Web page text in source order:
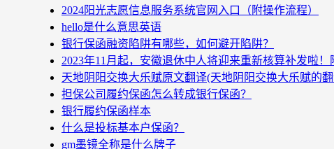
2024阳光志愿信息服务系统官网入口（附操作流程）
hello是什么意思英语
银行保函融资陷阱有哪些，如何避开陷阱？
2023年11月起，安徽退休中人将迎来重新核算补发啦
天地阴阳交换大乐赋原文翻译(天地阴阳交换大乐赋的
担保公司履约保函怎么转成银行保函？
银行履约保函样本
什么是投标基本户保函？
gm墨镜全称是什么牌子